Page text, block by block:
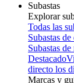
Subastas
Explorar
Todas las
Subastas de
Subastas
Destacado
directo los
Marcas y